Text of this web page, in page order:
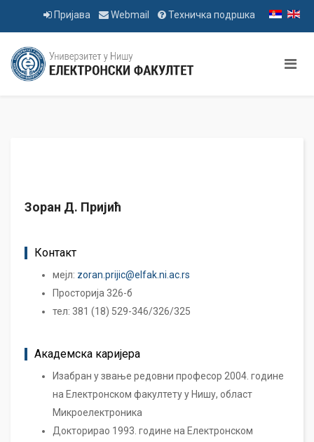
Пријава Webmail Техничка подршка
Зоран Д. Пријић
Контакт
мејл: zoran.prijic@elfak.ni.ac.rs
Просторија 326-б
тел: 381 (18) 529-346/326/325
Академска каријера
Изабран у звање редовни професор 2004. године
на Електронском факултету у Нишу, област
Микроелектроника
Докторирао 1993. године на Електронском